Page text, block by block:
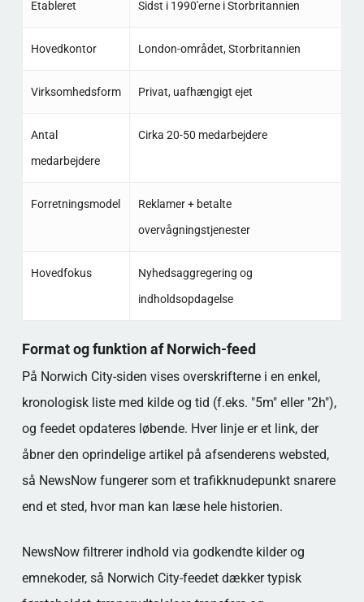
Etableret Sidst i 1990'erne i Storbritannien
Hovedkontor London-området, Storbritannien
Virksomhedsform Privat, uafhængigt ejet
Antal
medarbejdere
Cirka 20-50 medarbejdere
Forretningsmodel
Reklamer + betalte
overvågningstjenester
Hovedfokus
Nyhedsaggregering og
indholdsopdagelse
Format og funktion af Norwich-feed
På Norwich City-siden vises overskrifterne i en enkel,
kronologisk liste med kilde og tid (f.eks. "5m" eller "2h"),
og feedet opdateres løbende. Hver linje er et link, der
åbner den oprindelige artikel på afsenderens websted,
så NewsNow fungerer som et trafikknudepunkt snarere
end et sted, hvor man kan læse hele historien.
NewsNow filtrerer indhold via godkendte kilder og
emnekoder, så Norwich City-feedet dækker typisk